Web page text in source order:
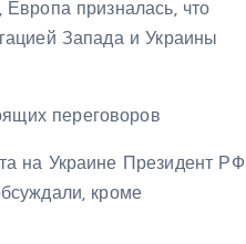
призналась, что
Запада и Украины
на Украине Президент РФ
кроме